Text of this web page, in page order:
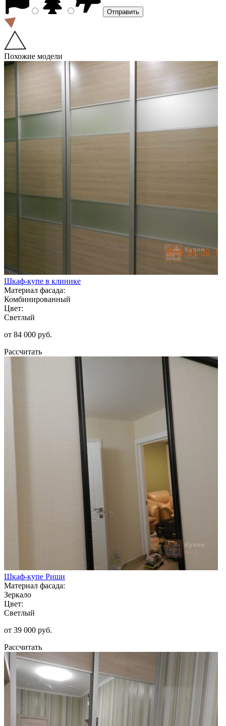
Похожие модели
Шкаф-купе в клинике
Материал фасада:
Комбинированный
Цвет:
Светлый
от 84 000 руб.
Рассчитать
Шкаф-купе Риши
Материал фасада:
Зеркало
Цвет:
Светлый
от 39 000 руб.
Рассчитать